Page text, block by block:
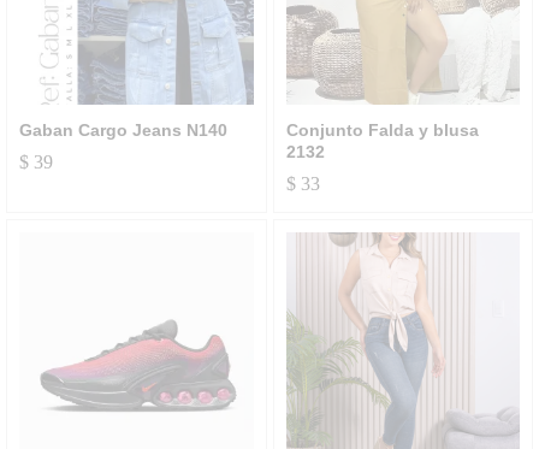
Gaban Cargo Jeans N140
$ 39
Conjunto Falda y blusa
2132
$33